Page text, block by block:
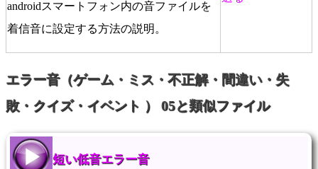
androidスマートフォン内の音ファイルを
着信音に設定する方法の説明。
エラー音（ゲーム・ミス・不正解・間違い・失
敗・クイズ・イベント ） 05と類似ファイル
短い低音エラー音